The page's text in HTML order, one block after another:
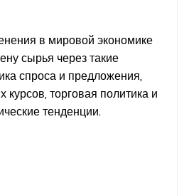
в мировой экономике
сырья через такие
спроса и предложения,
торговая политика и
тенденции.